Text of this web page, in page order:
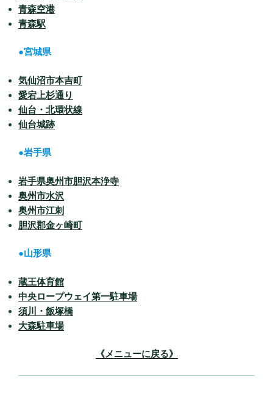
青森空港
青森駅
●宮城県
気仙沼市本吉町
愛宕上杉通り
仙台・北環状線
仙台城跡
●岩手県
岩手県奥州市胆沢本浄寺
奥州市水沢
奥州市江刺
胆沢郡金ヶ崎町
●山形県
蔵王体育館
中央ロープウェイ第一駐車場
須川・飯塚橋
大森駐車場
《メニューに戻る》